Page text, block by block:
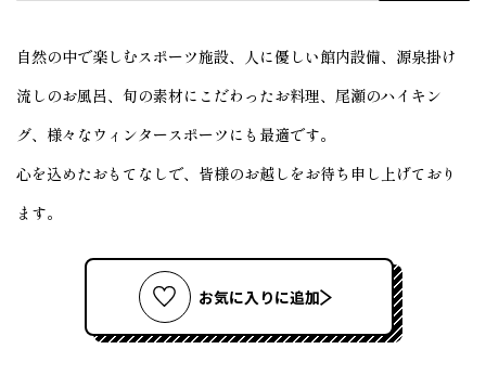
自然の中で楽しむスポーツ施設、人に優しい館内設備、源泉掛け
流しのお風呂、旬の素材にこだわったお料理、尾瀬のハイキン
グ、様々なウィンタースポーツにも最適です。
心を込めたおもてなしで、皆様のお越しをお待ち申し上げており
ます。
お気に入りに追加